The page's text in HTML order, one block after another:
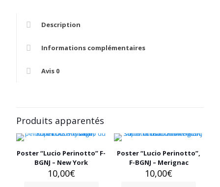
Description
Informations complémentaires
Avis 0
Produits apparentés
Poster “Lucio Perinotto” F-
BGNJ – New York
10,00€
Poster “Lucio Perinotto”,
F-BGNJ – Merignac
10,00€